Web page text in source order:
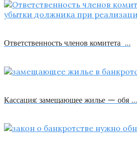
Ответственность членов комитета …
Кассация: замещающее жилье — обя …